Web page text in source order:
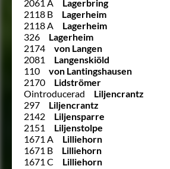
2061 A
Lagerbring
2118 B
Lagerheim
2118 A
Lagerheim
326
Lagerheim
2174
von Langen
2081
Langenskiöld
110
von Lantingshausen
2170
Lidströmer
Ointroducerad
Liljencrantz
297
Liljencrantz
2142
Liljensparre
2151
Liljenstolpe
1671 A
Lilliehorn
1671 B
Lilliehorn
1671 C
Lilliehorn